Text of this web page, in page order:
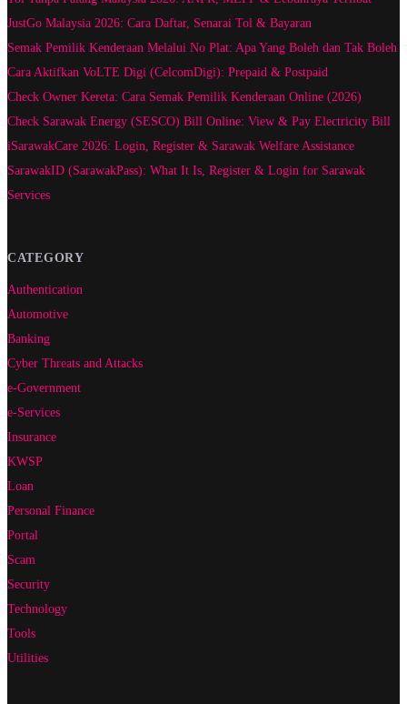
JustGo Malaysia 2026: Cara Daftar, Senarai Tol & Bayaran
Semak Pemilik Kenderaan Melalui No Plat: Apa Yang Boleh dan Tak Boleh
Cara Aktifkan VoLTE Digi (CelcomDigi): Prepaid & Postpaid
Check Owner Kereta: Cara Semak Pemilik Kenderaan Online (2026)
Check Sarawak Energy (SESCO) Bill Online: View & Pay Electricity Bill
iSarawakCare 2026: Login, Register & Sarawak Welfare Assistance
SarawakID (SarawakPass): What It Is, Register & Login for Sarawak
Services
CATEGORY
Authentication
Automotive
Banking
Cyber Threats and Attacks
e-Government
e-Services
Insurance
KWSP
Loan
Personal Finance
Portal
Scam
Security
Technology
Tools
Utilities